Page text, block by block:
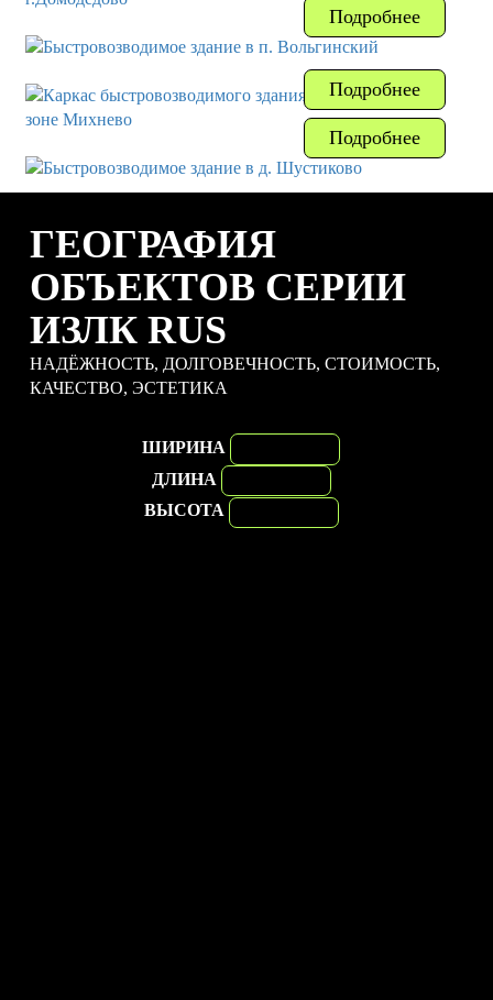
Подробнее
Подробнее
Подробнее
ГЕОГРАФИЯ
ОБЪЕКТОВ СЕРИИ
ИЗЛК RUS
НАДЁЖНОСТЬ, ДОЛГОВЕЧНОСТЬ, СТОИМОСТЬ,
КАЧЕСТВО, ЭСТЕТИКА
ШИРИНА
ДЛИНА
ВЫСОТА